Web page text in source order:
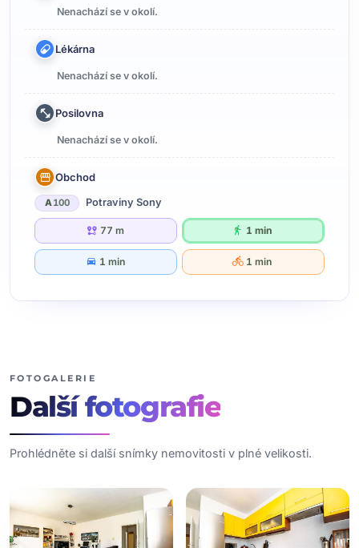
Nenachází se v okolí.
Lékárna
Nenachází se v okolí.
Posilovna
Nenachází se v okolí.
Obchod
A100 Potraviny Sony
77 m 1 min
1 min 1 min
FOTOGALERIE
Dalšífotografie
Prohlédněte si další snímky nemovitosti v plné velikosti.